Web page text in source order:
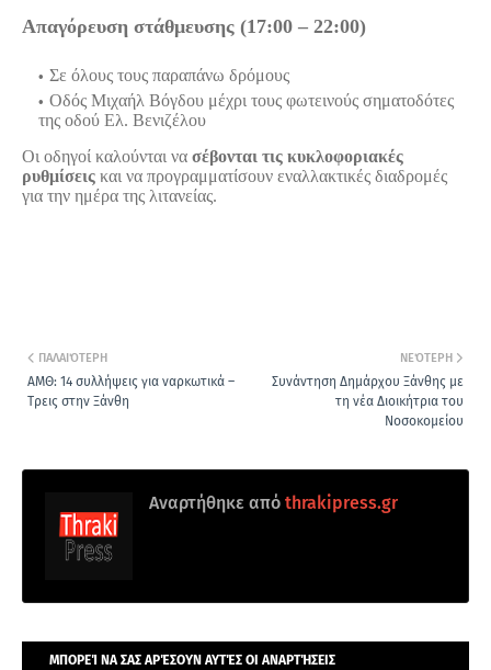
Απαγόρευση στάθμευσης (17:00 – 22:00)
Σε όλους τους παραπάνω δρόμους
Οδός Μιχαήλ Βόγδου μέχρι τους φωτεινούς σηματοδότες
της οδού Ελ. Βενιζέλου
Οι οδηγοί καλούνται να σέβονται τις κυκλοφοριακές
ρυθμίσεις και να προγραμματίσουν εναλλακτικές διαδρομές
για την ημέρα της λιτανείας.
ΝΕΌΤΕΡΗ
Συνάντηση Δημάρχου Ξάνθης με
τη νέα Διοικήτρια του
Νοσοκομείου
ΠΑΛΑΙΌΤΕΡΗ
ΑΜΘ: 14 συλλήψεις για ναρκωτικά –
Τρεις στην Ξάνθη
Αναρτήθηκε από thrakipress.gr
ΜΠΟΡΕΊ ΝΑ ΣΑΣ ΑΡΈΣΟΥΝ ΑΥΤΈΣ ΟΙ ΑΝΑΡΤΉΣΕΙΣ